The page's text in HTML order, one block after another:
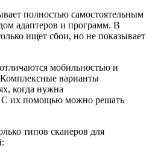
полностью самостоятельным
адаптеров и программ. В
ищет сбои, но не показывает
мобильностью и
варианты
когда нужна
С их помощью можно решать
типов сканеров для